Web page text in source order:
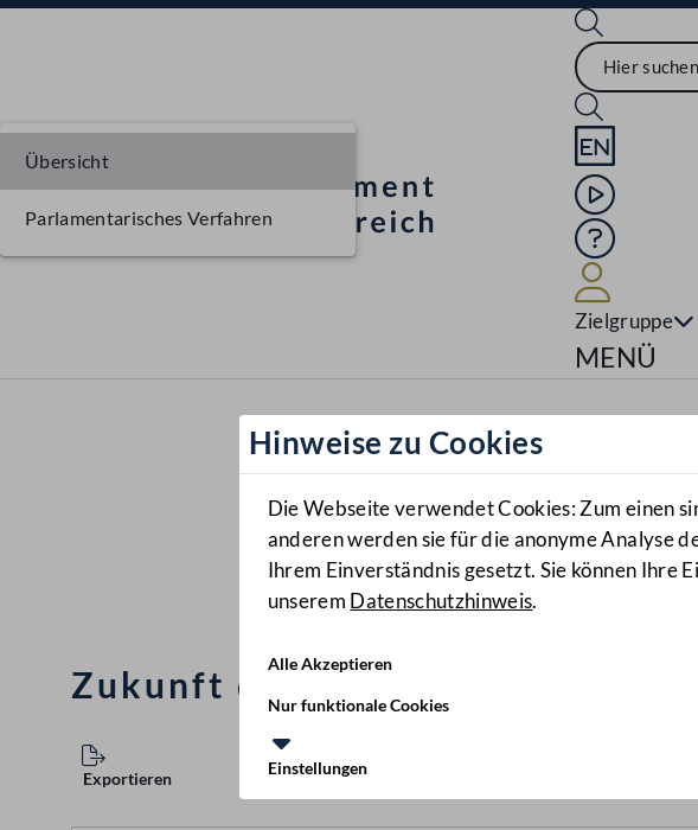
Sprache
Mediathek
Hilfe
Zielgruppe
MENÜ
Hinweise zu Cookies
Die Webseite verwendet Cookies: Zum einen
anderen werden sie für die anonyme Analyse
Ihrem Einverständnis gesetzt. Sie können
unserem Datenschutzhinweis.
Alle Akzeptieren
Nur funktionale Cookies
Einstellungen
Zukunft des
Exportieren
Übersicht
Parlamentarisches Verfahren